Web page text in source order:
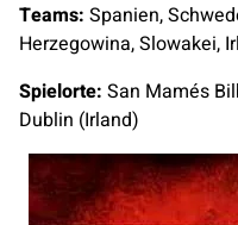
Teams: Spanien,
Herzegowina, Slowakei,
Spielorte: San Mamés
Dublin (Irland)